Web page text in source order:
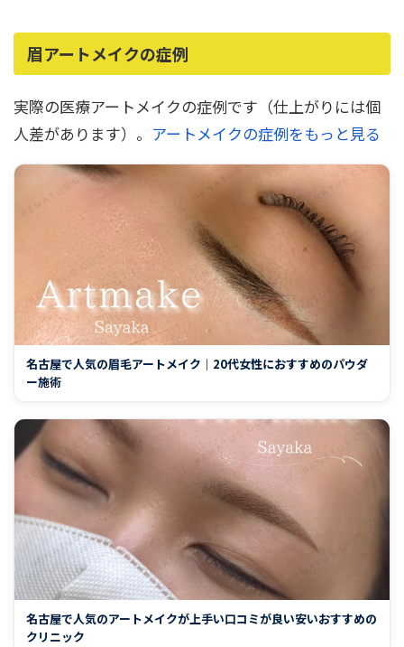
眉アートメイクの症例
実際の医療アートメイクの症例です（仕上がりには個
人差があります）。 アートメイクの症例をもっと見る
名古屋で人気の眉毛アートメイク｜20代女性におすすめのパウダ
ー施術
名古屋で人気のアートメイクが上手い口コミが良い安いおすすめの
クリニック